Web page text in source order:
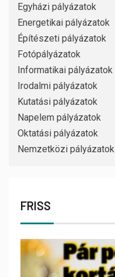
Egyházi pályázatok
Energetikai pályázatok
Építészeti pályázatok
Fotópályázatok
Informatikai pályázatok
Irodalmi pályázatok
Kutatási pályázatok
Napelem pályázatok
Oktatási pályázatok
Nemzetközi pályázatok
FRISS